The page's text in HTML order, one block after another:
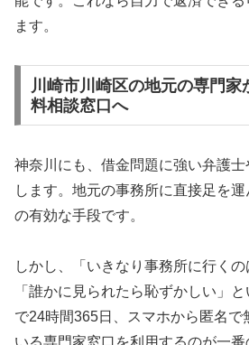
ます。
川崎市川崎区の地元の専門家
料相談窓口へ
神奈川にも、借金問題に強い弁護
します。地元の事務所に直接足を
の有効な手段です。
しかし、「いきなり事務所に行くの
「誰かに見られたら恥ずかしい」
で24時間365日、スマホから匿名で